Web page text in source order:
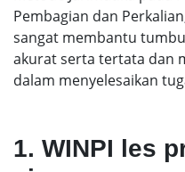
Pembagian dan
sangat membantu
akurat serta tertata dan
dalam menyelesaikan
1. WINPI les